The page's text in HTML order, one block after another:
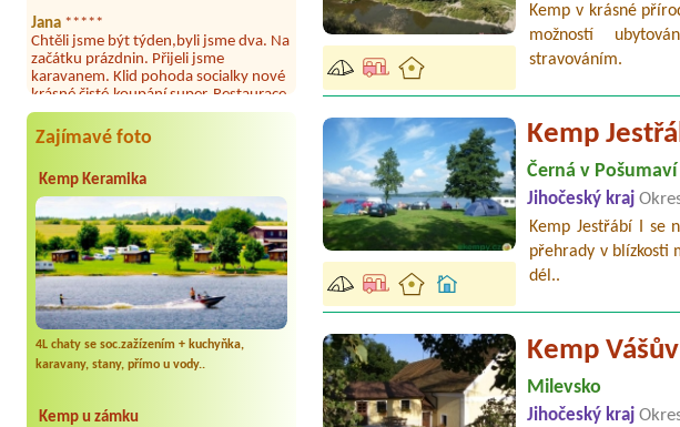
Chtěli jsme být týden,byli jsme dva. Na
začátku prázdnin. Přijeli jsme
karavanem. Klid pohoda socialky nové
krásné čisté,koupání super. Restaurace
s jídlem, a dobrým jídlem za slušnou
cenu na dosah, a spoustu možností na
výlety. Veškerý personál se choval
slušně mile. Nám se v kempu líbilo.
Aneta Janíčková*****
Byli jsme zde s dětmi na 5 nocí,
výborné vybavení kempu, čisto všude.
Výborná káva, mošt i víno a další.Milí
hostitelé, vždy usměvaví a ochotní,
umístění kempu blízko všem zážitkům
ať turistickým,tak vodním. V
docházkové blízkosti kempu vodní
nádrž, restaurace a bazénem,
autobusová zastávka, obchod a další.
Děkujeme, bylo to úžasné.
*****
Zajímavé foto
Kemp Keramika
4L chaty se soc.zažízením + kuchyňka,
karavany, stany, přímo u vody..
Kemp u zámku
Kemp v krásné
možností
stravováním.
Kemp
Černá v Pošumaví
Jihočeský kraj
Kemp Jestřábí I se
přehrady v blízkosti
dél..
Kemp
Milevsko
Jihočeský kraj